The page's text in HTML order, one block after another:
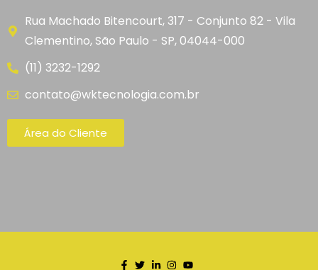
Rua Machado Bitencourt, 317 - Conjunto 82 - Vila
Clementino, São Paulo - SP, 04044-000
(11) 3232-1292
contato@wktecnologia.com.br
Área do Cliente